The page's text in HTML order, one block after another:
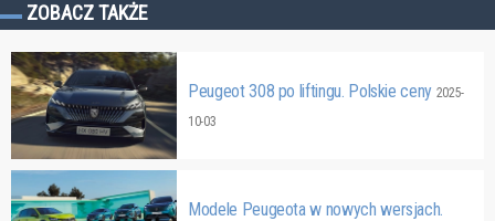
ZOBACZ TAKŻE
Peugeot 308 po liftingu. Polskie ceny 2025-
10-03
Modele Peugeota w nowych wersjach.